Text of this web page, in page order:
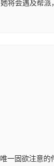
将会遇及帮
一固欲注意